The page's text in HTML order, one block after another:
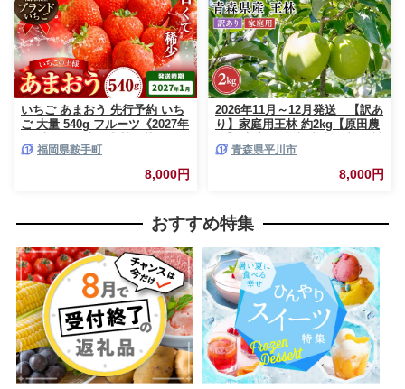
いちご あまおう 先行予約 いち
ご 大量 540g フルーツ《2027年
だもの 果物 福岡県 鞍手町【配
福岡県鞍手町
8,000円
2026年11月～12月発送 【訳あ
り】家庭用王林 約2kg【原田農
りんご リンゴ 林檎 くだもの 果
青森県平川市
8,000円
おすすめ特集